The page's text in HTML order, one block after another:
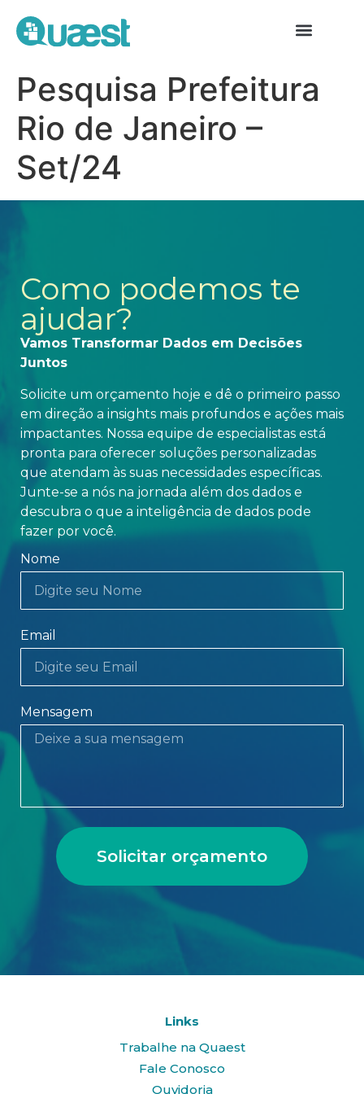
Pesquisa Prefeitura
Rio de Janeiro –
Set/24
Como podemos te
ajudar?
Vamos Transformar Dados em Decisões
Juntos
Solicite um orçamento hoje e dê o primeiro passo
em direção a insights mais profundos e ações mais
impactantes. Nossa equipe de especialistas está
pronta para oferecer soluções personalizadas
que atendam às suas necessidades específicas.
Junte-se a nós na jornada além dos dados e
descubra o que a inteligência de dados pode
fazer por você.
Nome
Email
Mensagem
Solicitar orçamento
Links
Trabalhe na Quaest
Fale Conosco
Ouvidoria